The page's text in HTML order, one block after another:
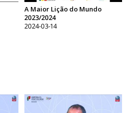
A Maior Lição do Mundo
2023/2024
2024-03-14